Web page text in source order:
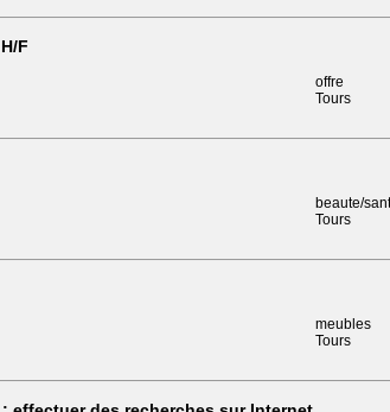
F
offre
Tours
beaute/
Tours
meubles
Tours